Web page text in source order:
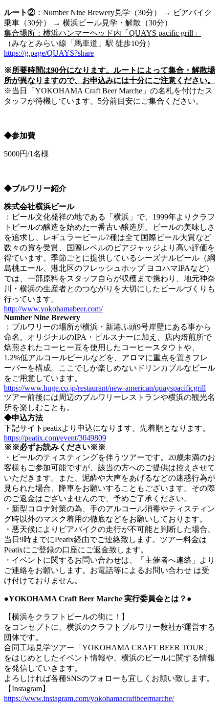
ルート②：Number Nine Brewery見学（30分） → ビアバイク
乗車（30分） → 横浜ビール見学・解散（30分）
集合場所：横浜ハンマーヘッド内「QUAYS pacific grill」
（みなとみらい線「馬車道」駅 徒歩10分）
https://g.page/QUAYS?share
※所要時間は90分になります。ルートによって集合・解散場
所が異なりますので、お申込みには十分にご注意ください。
※当日「YOKOHAMA Craft Beer Marche」の名札を付けたス
タッフが待機しています。5分前目安にご集合ください。
◆参加費
5000円/1名様
◆ブルワリー紹介
株式会社横浜ビール
：ビール文化発祥の地である「横浜」で、1999年よりクラフ
トビールの醸造を始めた一番古い醸造所。ビールの美味しさ
を追求し、レギュラービール7種は全て国際ビール大賞など
数々の賞を受賞、国際レベルのビアジャッジより高い評価を
得ています。季節ごとに提供しているシーズナルビール（綱
島桃エール、港北区のフレッシュホップ ヨコハマIPAなど）
では、一部原料をスタッフ自らが収穫まで携わり、地元神奈
川・横浜の生産者とのつながりを大切にしたビールづくりも
行っています。
http://www.yokohamabeer.com/
Number Nine Brewery
：ブルワリーの場所が横浜・新港ふ頭9号岸壁にある事から
命名。オリジナルのIPA・ピルスナーに加え、店内焙煎所で
焙煎されたコーヒー豆を使用したコーヒースタウトや、
1.2%低アルコールビールなどを、アロマに重点を置きフレ
ーバーを構成。ここでしか楽しめないドリンカブルなビール
をご用意しています。
https://www.huge.co.jp/restaurant/new-american/quayspacificgrill
ツアー前後には周辺のブルワリーレストランや横浜の観光名
所を楽しむことも。
◆申込方法
下記サイトpeatixより申込になります。先着順となります。
https://peatix.com/event/3049809
※※必ずお読みください※※
・ビールのティスティングを伴うツアーです。20歳未満のお
客様もご参加可能ですが、該当の方へのご提供は控えさせて
いただきます。また、泥酔や大声をあげるなどの迷惑行為が
見られた場合、降車をお願いすることもございます。その際
のご返金はございませんので、予めご了承ください。
・新型コロナ対策の為、手のアルコール消毒やティスティン
グ時以外のマスク着用の徹底などをお願いしております。
・悪天候によりビアバイクの走行が不可能と判断した場合、
当日9時までにPeatix経由でご連絡致します。ツアー料金は
Peatixにご登録の口座にご返金致します。
・イベントに関するお問い合わせは、「主催者へ連絡」より
ご連絡をお願いします。お電話等によるお問い合わせ は受
け付けておりません。
●YOKOHAMA Craft Beer Marche 実行委員会とは？●
【横浜をクラフトビールの街に！】
をコンセプトに、横浜のクラフトブルワリー数社が運営する
団体です。
合同工場見学ツアー「YOKOHAMA CRAFT BEER TOUR」
をはじめとしたイベント情報や、横浜のビールに関する情報
を発信していきます。
よろしければ各種SNSのフォローも宜しくお願い致します。
【Instagram】
https://www.instagram.com/yokohamacraftbeermarche/